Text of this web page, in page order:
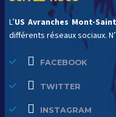
L’US Avranches Mont-
différents réseaux sociaux.
FACEBOOK
TWITTER
INSTAGRAM